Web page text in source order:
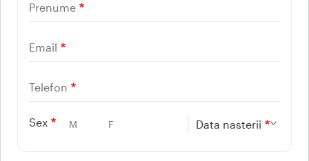
Prenume
Email
Telefon
Sex M F Data nasterii
CONTACT